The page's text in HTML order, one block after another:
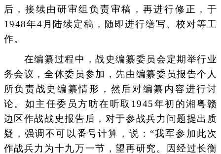
后，接续由研审组负责审稿，再进行修正，于
1948年4月陆续定稿，随即进行缮写、校对等工
作。
在编纂过程中，战史编纂委员会定期举行业
务会议，全体委员参加，先由编纂委员报告个人
所负责战史编纂情形，然后对编纂内容进行讨
论。如主任委员方昉在听取1945年初的湘粤赣
边区作战战史报告后，对于参战兵力问题提出质
疑，强调不可以番号计算，说：“我军参加此次
作战兵力为十九万一节，望再研究。因经过长衡